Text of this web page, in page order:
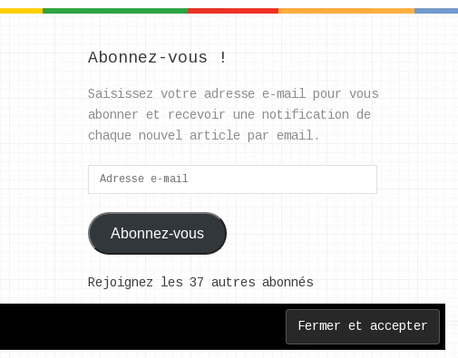
Abonnez-vous !
Saisissez votre adresse e-mail pour vous
abonner et recevoir une notification de
chaque nouvel article par email.
Adresse
e-
mail
Abonnez-vous
Rejoignez les 37 autres abonnés
Back to Top